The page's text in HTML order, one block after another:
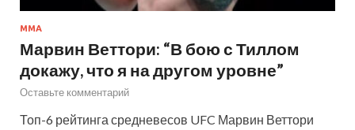
ММА
Марвин Веттори: “В бою с Тиллом
докажу, что я на другом уровне”
Оставьте комментарий
Топ-6 рейтинга средневесов UFC Марвин Веттори